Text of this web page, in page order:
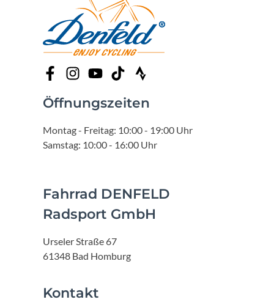
Öffnungszeiten
Montag - Freitag: 10:00 - 19:00 Uhr
Samstag: 10:00 - 16:00 Uhr
Fahrrad DENFELD
Radsport GmbH
Urseler Straße 67
61348 Bad Homburg
Kontakt